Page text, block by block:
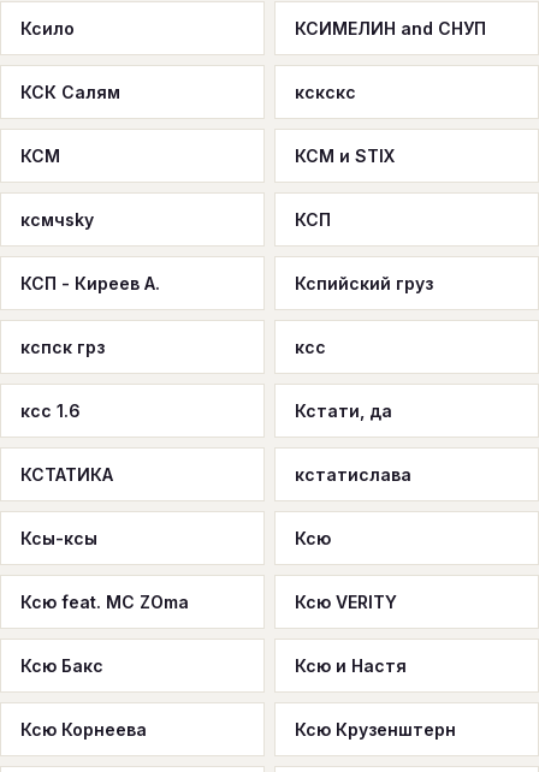
Ксило КСИМЕЛИН and СНУП
КСК Салям кскскс
КСМ КСМ и STIX
ксмчsky КСП
КСП - Киреев А. Кспийский груз
кспск грз ксс
ксс 1.6 Кстати, да
КСТАТИКА кстатислава
Ксы-ксы Ксю
Ксю feat. MC ZOma Ксю VERITY
Ксю Бакс Ксю и Настя
Ксю Корнеева Ксю Крузенштерн